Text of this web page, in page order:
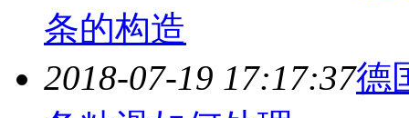
条的构造
2018-07-19 17:17:37德